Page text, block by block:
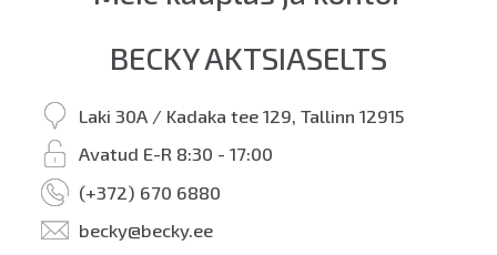
BECKY AKTSIASELTS
Laki 30A / Kadaka tee 129, Tallinn 12915
Avatud E-R 8:30 - 17:00
(+372) 670 6880
becky@becky.ee